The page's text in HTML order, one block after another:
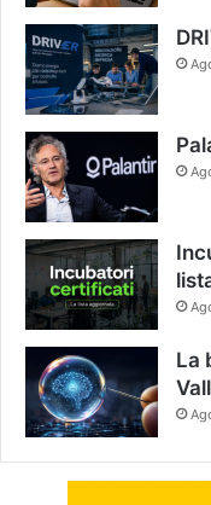
La